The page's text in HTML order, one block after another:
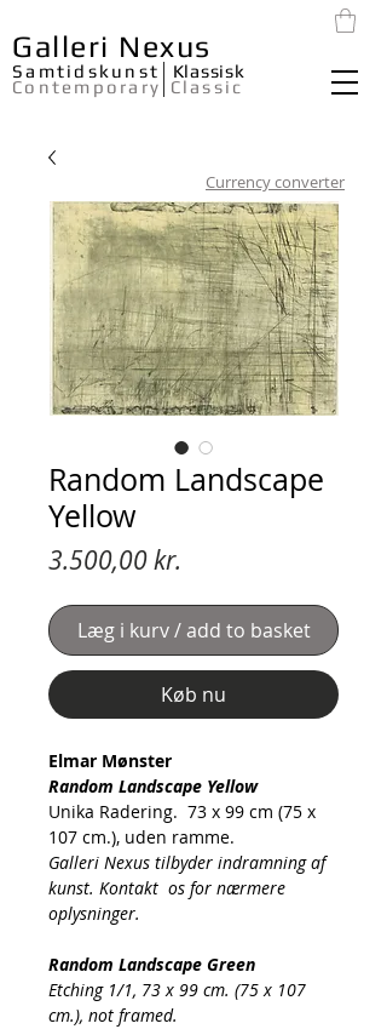
Galleri Nexus
Samtidskunst Klassisk
Contemporary Classic
Random Landscape
Yellow
3.500,00 kr.
Læg i kurv / add to basket
Køb nu
Elmar Mønster
Random Landscape Yellow
Unika Radering. 73 x 99 cm (75 x
107 cm.), uden ramme.
Galleri Nexus tilbyder indramning af
kunst. Kontakt os for nærmere
oplysninger.
Random Landscape Green
Etching 1/1, 73 x 99 cm. (75 x 107
cm.), not framed.
Currency converter